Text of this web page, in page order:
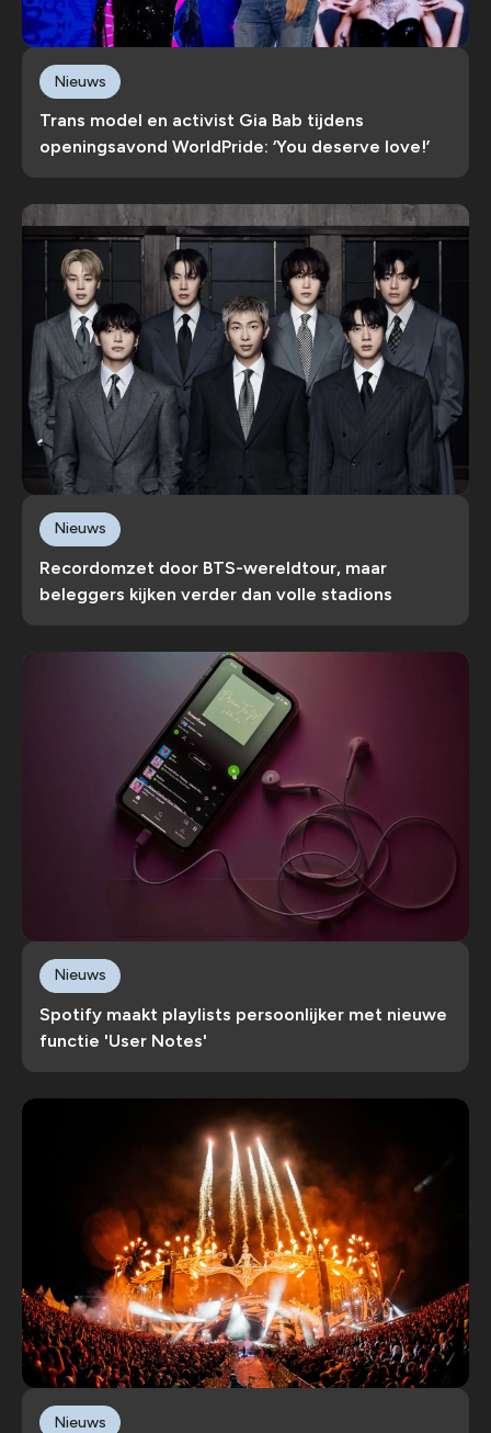
Trans model en activist Gia Bab tijdens
openingsavond WorldPride: ‘You deserve love!’
Nieuws
Recordomzet door BTS-wereldtour, maar
beleggers kijken verder dan volle stadions
Nieuws
Spotify maakt playlists persoonlijker met nieuwe
functie 'User Notes'
Nieuws
Nieuws